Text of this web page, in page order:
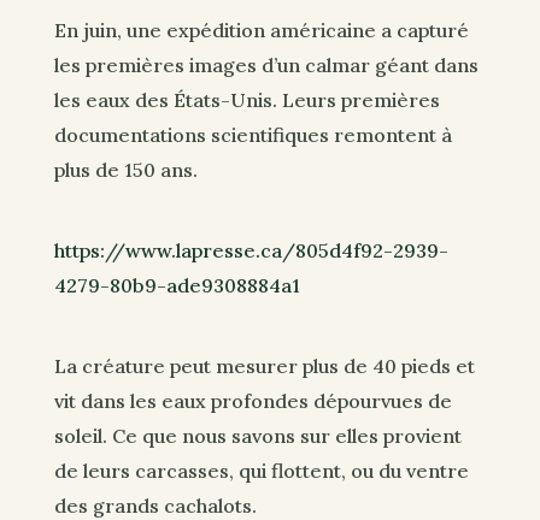
En juin, une expédition américaine a capturé
les premières images d’un calmar géant dans
les eaux des États-Unis. Leurs premières
documentations scientifiques remontent à
plus de 150 ans.
https://www.lapresse.ca/805d4f92-2939-
4279-80b9-ade9308884a1
La créature peut mesurer plus de 40 pieds et
vit dans les eaux profondes dépourvues de
soleil. Ce que nous savons sur elles provient
de leurs carcasses, qui flottent, ou du ventre
des grands cachalots.